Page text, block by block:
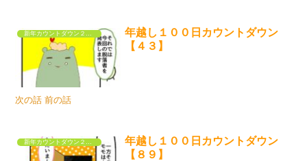
新年カウントダウン２０２５
年越し１００日カウントダウン
【４３】
次の話 前の話
年越し１００日カウントダウン
【８９】